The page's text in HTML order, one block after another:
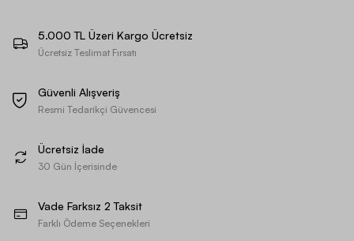
5.000 TL Üzeri Kargo Ücretsiz
Ücretsiz Teslimat Fırsatı
Güvenli Alışveriş
Resmi Tedarikçi Güvencesi
Ücretsiz İade
30 Gün İçerisinde
Vade Farksız 2 Taksit
Farklı Ödeme Seçenekleri